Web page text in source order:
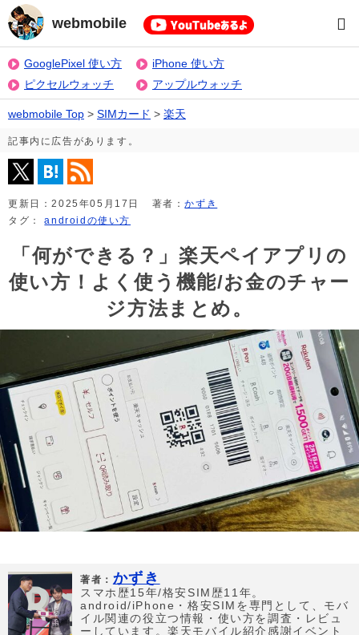
webmobile
GooglePixel 使い方
iPhone 使い方
ピクセルウォッチ
アップルウォッチ
webmobile Top > SIMカード > 楽天
記事内に広告があります。
更新日：2025年05月17日 著者：かずき
タグ：androidの使い方
「何ができる？」楽天ペイアプリの
使い方！よく使う機能/お金のチャー
ジ方法まとめ。
著者： かずき
スマホ歴15年/格安SIM歴11年。
android/iPhone・格安SIMを専門として、モバ
イル関連の役立つ情報・使い方を調査・レビュ
ーしています。楽天モバイル紹介感謝イベント